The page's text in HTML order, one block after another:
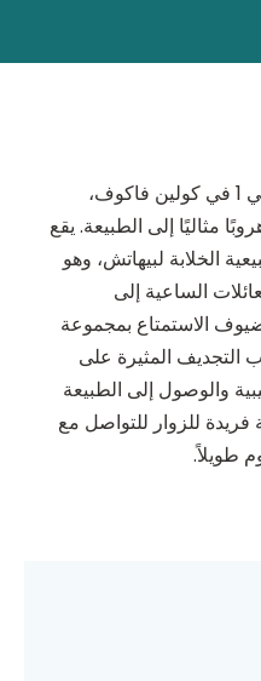
مخيم بوك، الواقع في زاموسكي 1 في كولين فاكوف،
مثاليًا إلى الطبيعة. يقع
الخلابة لبيهاتش، وهو
الساعية إلى
الاستمتاع بمجموعة
التجديف المثيرة على
والوصول إلى الطبيعة
للزوار للتواصل مع
طويلاً.